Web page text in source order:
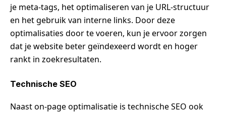
je meta-tags, het optimaliseren van je URL-structuur
en het gebruik van interne links. Door deze
optimalisaties door te voeren, kun je ervoor zorgen
dat je website beter geïndexeerd wordt en hoger
rankt in zoekresultaten.
Technische SEO
Naast on-page optimalisatie is technische SEO ook